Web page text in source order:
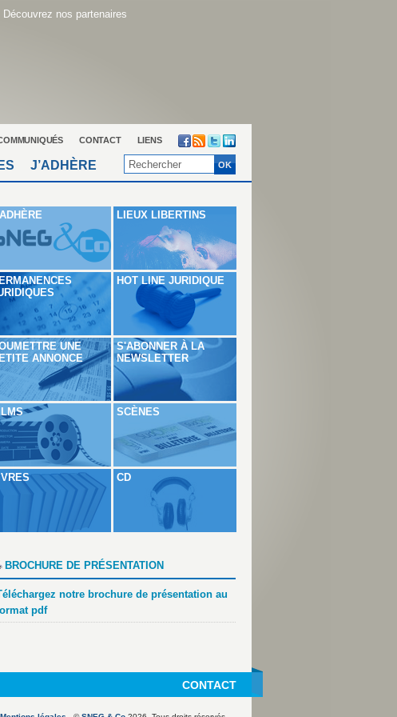
Découvrez nos partenaires
CONTACT LIENS
J’ADHÈRE
LIEUX LIBERTINS
HOT LINE JURIDIQUE
UNE
ANNONCE
S'ABONNER À LA
NEWSLETTER
SCÈNES
CD
BROCHURE DE PRÉSENTATION
notre brochure de présentation au
pdf
CONTACT